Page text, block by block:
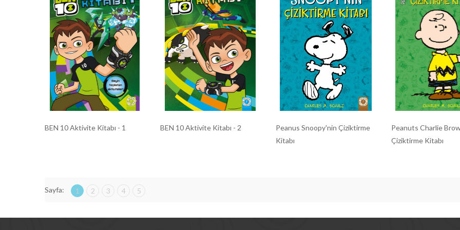
BEN 10 Aktivite Kitabı - 1 BEN 10 Aktivite Kitabı - 2
Peanus Snoopy'nin Çiziktirme
Kitabı
Peanuts Charlie
Çiziktirme Kitabı
Sayfa: 1 2 3 4 5